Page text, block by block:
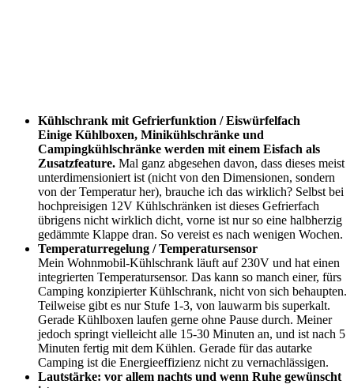
Kühlschrank mit Gefrierfunktion / Eiswürfelfach
Einige Kühlboxen, Minikühlschränke und
Campingkühlschränke werden mit einem Eisfach als
Zusatzfeature. Mal ganz abgesehen davon, dass dieses meist
unterdimensioniert ist (nicht von den Dimensionen, sondern
von der Temperatur her), brauche ich das wirklich? Selbst bei
hochpreisigen 12V Kühlschränken ist dieses Gefrierfach
übrigens nicht wirklich dicht, vorne ist nur so eine halbherzig
gedämmte Klappe dran. So vereist es nach wenigen Wochen.
Temperaturregelung / Temperatursensor
Mein Wohnmobil-Kühlschrank läuft auf 230V und hat einen
integrierten Temperatursensor. Das kann so manch einer, fürs
Camping konzipierter Kühlschrank, nicht von sich behaupten.
Teilweise gibt es nur Stufe 1-3, von lauwarm bis superkalt.
Gerade Kühlboxen laufen gerne ohne Pause durch. Meiner
jedoch springt vielleicht alle 15-30 Minuten an, und ist nach 5
Minuten fertig mit dem Kühlen. Gerade für das autarke
Camping ist die Energieeffizienz nicht zu vernachlässigen.
Lautstärke: vor allem nachts und wenn Ruhe gewünscht